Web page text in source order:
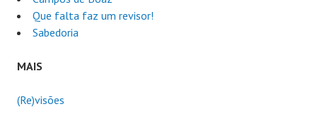
Que falta faz um revisor!
Sabedoria
MAIS
(Re)visões